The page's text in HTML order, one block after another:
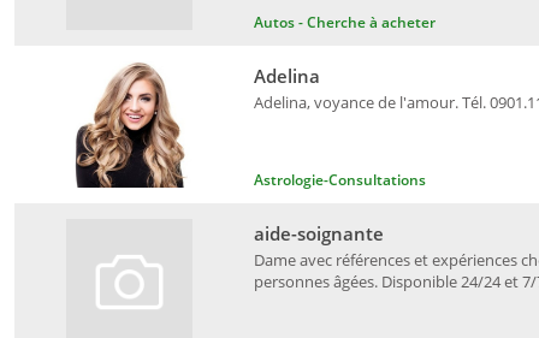
Autos - Cherche à acheter
Astrologie-Consultations
Adelina, voyance de l'amour. Tél.
Adelina
Dame avec références et expériences
personnes âgées. Disponible 24/24 et 7/
aide-soignante